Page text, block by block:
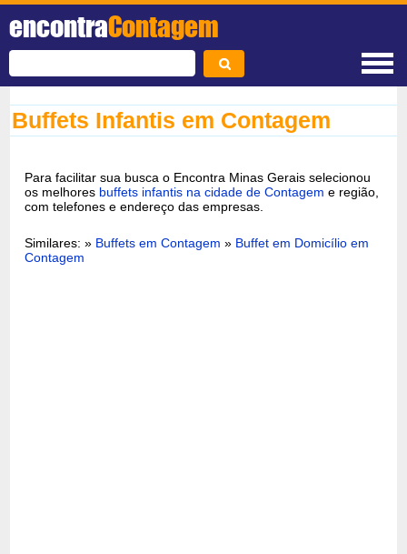
encontraContagem
Buffets Infantis em Contagem
Para facilitar sua busca o Encontra Minas Gerais selecionou
os melhores buffets infantis na cidade de Contagem e região,
com telefones e endereço das empresas.
Similares: » Buffets em Contagem » Buffet em Domicílio em
Contagem